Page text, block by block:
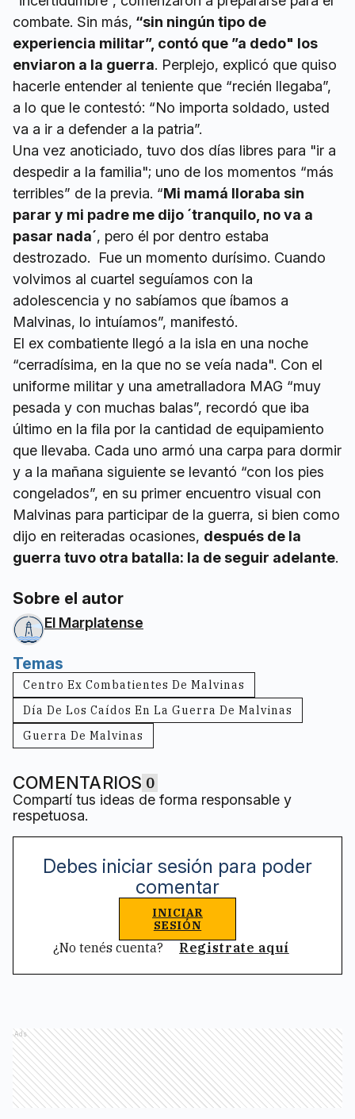
combate. Sin más, “sin ningún tipo de
experiencia militar”, contó que ”a dedo" los
enviaron a la guerra. Perplejo, explicó que quiso
hacerle entender al teniente que “recién llegaba”,
a lo que le contestó: “No importa soldado, usted
va a ir a defender a la patria”.
Una vez anoticiado, tuvo dos días libres para "ir a
despedir a la familia"; uno de los momentos “más
terribles” de la previa. “Mi mamá lloraba sin
parar y mi padre me dijo ´tranquilo, no va a
pasar nada´, pero él por dentro estaba
destrozado. Fue un momento durísimo. Cuando
volvimos al cuartel seguíamos con la
adolescencia y no sabíamos que íbamos a
Malvinas, lo intuíamos”, manifestó.
El ex combatiente llegó a la isla en una noche
“cerradísima, en la que no se veía nada". Con el
uniforme militar y una ametralladora MAG “muy
pesada y con muchas balas”, recordó que iba
último en la fila por la cantidad de equipamiento
que llevaba. Cada uno armó una carpa para dormir
y a la mañana siguiente se levantó “con los pies
congelados”, en su primer encuentro visual con
Malvinas para participar de la guerra, si bien como
dijo en reiteradas ocasiones, después de la
guerra tuvo otra batalla: la de seguir adelante.
Sobre el autor
El Marplatense
Temas
Centro Ex Combatientes De Malvinas
Día De Los Caídos En La Guerra De Malvinas
Guerra De Malvinas
COMENTARIOS 0
Compartí tus ideas de forma responsable y
respetuosa.
Debes iniciar sesión para poder
comentar
INICIAR
SESIÓN
¿No tenés cuenta? Registrate aquí
Ads